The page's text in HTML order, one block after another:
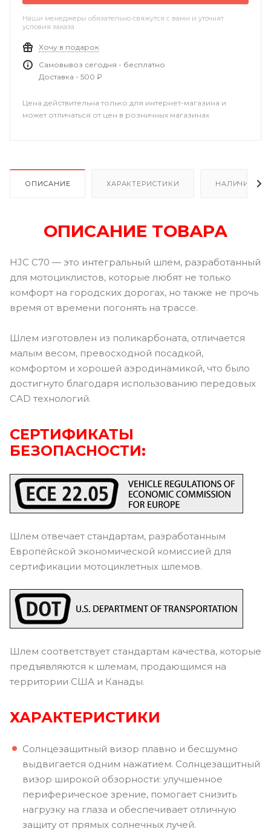
Наши менеджеры обязательно свяжутся с вами и уточнят
условия заказа
Хочу в подарок
Самовывоз сегодня - бесплатно
Доставка - 500 ₽
Цена действительна только для интернет-магазина и
может отличаться от цен в розничных магазинах
ОПИСАНИЕ ХАРАКТЕРИСТИКИ НАЛИЧИЕ В
ОПИСАНИЕ ТОВАРА
HJC C70 — это интегральный шлем, разработанный
для мотоциклистов, которые любят не только
комфорт на городских дорогах, но также не прочь
время от времени погонять на трассе.
Шлем изготовлен из поликарбоната, отличается
малым весом, превосходной посадкой,
комфортом и хорошей аэродинамикой, что было
достигнуто благодаря использованию передовых
CAD технологий.
СЕРТИФИКАТЫ
БЕЗОПАСНОСТИ:
Шлем отвечает стандартам, разработанным
Европейской экономической комиссией для
сертификации мотоциклетных шлемов.
Шлем соответствует стандартам качества, которые
предъявляются к шлемам, продающимся на
территории США и Канады.
ХАРАКТЕРИСТИКИ
Солнцезащитный визор плавно и бесшумно
выдвигается одним нажатием. Солнцезащитный
визор широкой обзорности: улучшенное
периферическое зрение, помогает снизить
нагрузку на глаза и обеспечивает отличную
защиту от прямых солнечных лучей.